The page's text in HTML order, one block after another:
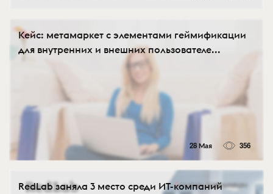
Кейс: метамаркет с элементами геймификации
для внутренних и внешних пользователе...
28 Мая 356
RedLab заняла 3 место среди ИТ-компаний